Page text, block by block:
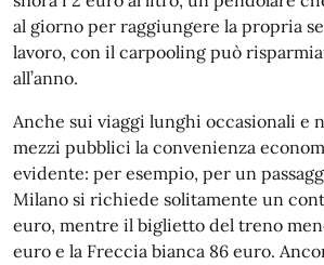
al giorno per raggiungere la propria
lavoro, con il carpooling può
all’anno.
Anche sui viaggi lunghi occasionali e
mezzi pubblici la convenienza
evidente: per esempio, per un
Milano si richiede solitamente un
euro, mentre il biglietto del treno
euro e la Freccia bianca 86 euro.